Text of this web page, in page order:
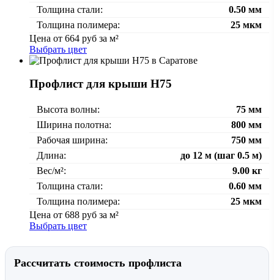
Толщина стали:
0.50 мм
Толщина полимера:
25 мкм
Цена от 664 руб за м²
Выбрать цвет
Профлист для крыши Н75
Высота волны:
75 мм
Ширина полотна:
800 мм
Рабочая ширина:
750 мм
Длина:
до 12 м (шаг 0.5 м)
Вес/м²:
9.00 кг
Толщина стали:
0.60 мм
Толщина полимера:
25 мкм
Цена от 688 руб за м²
Выбрать цвет
Рассчитать стоимость профлиста